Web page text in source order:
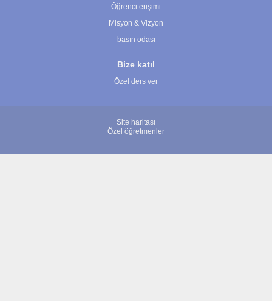
Öğrenci erişimi
Misyon & Vizyon
basın odası
Bize katıl
Özel ders ver
Site haritası
Özel öğretmenler